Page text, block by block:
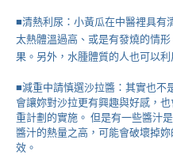
■清熱利尿：小黃瓜在中醫裡具有
太熱體溫過高、或是有發燒的情
果。另外，水腫體質的人也可以
■減重中請慎選沙拉醬：其實也不
會讓妳對沙拉更有興趣與好感，
重計劃的實施。 但是有一些醬汁
醬汁的熱量之高，可能會破壞掉
效。